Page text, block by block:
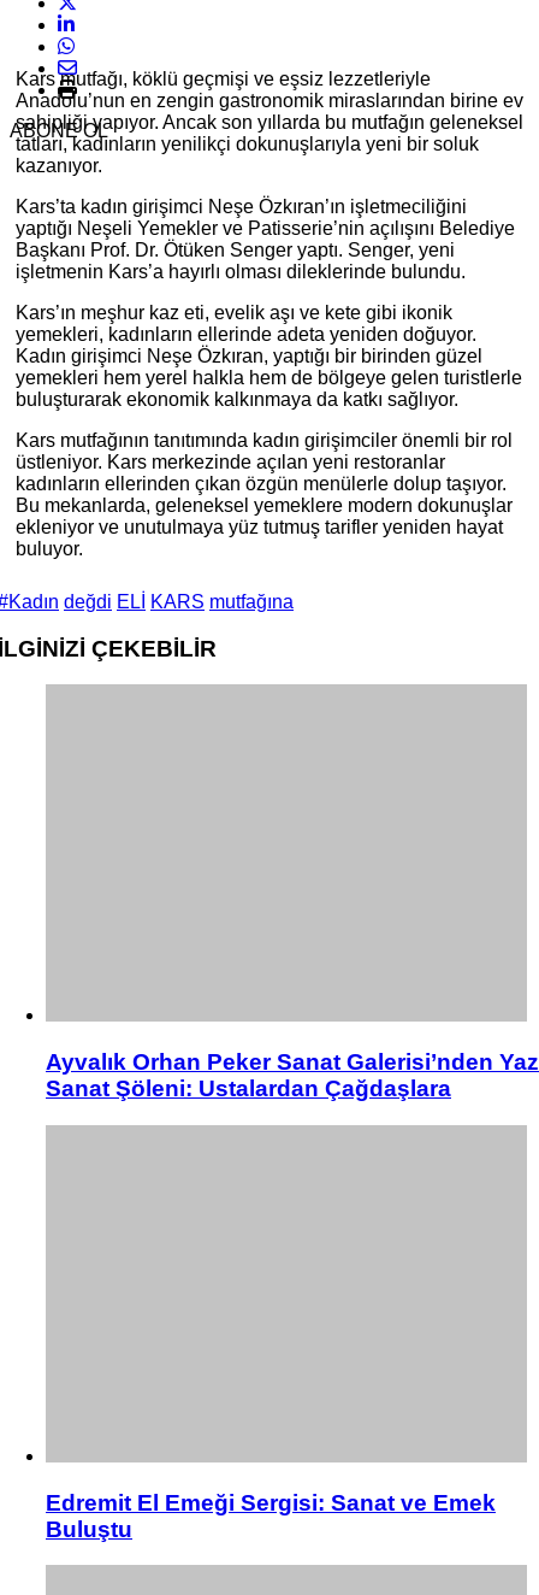
ABONE OL
Kars mutfağı, köklü geçmişi ve eşsiz lezzetleriyle
Anadolu’nun en zengin gastronomik miraslarından birine ev
sahipliği yapıyor. Ancak son yıllarda bu mutfağın geleneksel
tatları, kadınların yenilikçi dokunuşlarıyla yeni bir soluk
kazanıyor.
Kars’ta kadın girişimci Neşe Özkıran’ın işletmeciliğini
yaptığı Neşeli Yemekler ve Patisserie’nin açılışını Belediye
Başkanı Prof. Dr. Ötüken Senger yaptı. Senger, yeni
işletmenin Kars’a hayırlı olması dileklerinde bulundu.
Kars’ın meşhur kaz eti, evelik aşı ve kete gibi ikonik
yemekleri, kadınların ellerinde adeta yeniden doğuyor.
Kadın girişimci Neşe Özkıran, yaptığı bir birinden güzel
yemekleri hem yerel halkla hem de bölgeye gelen turistlerle
buluşturarak ekonomik kalkınmaya da katkı sağlıyor.
Kars mutfağının tanıtımında kadın girişimciler önemli bir rol
üstleniyor. Kars merkezinde açılan yeni restoranlar
kadınların ellerinden çıkan özgün menülerle dolup taşıyor.
Bu mekanlarda, geleneksel yemeklere modern dokunuşlar
ekleniyor ve unutulmaya yüz tutmuş tarifler yeniden hayat
buluyor.
değdi ELİ KARS mutfağına
ÇEKEBİLİR
Ayvalık Orhan Peker Sanat Galerisi’nden Yaz
Sanat Şöleni: Ustalardan Çağdaşlara
Edremit El Emeği Sergisi: Sanat ve Emek
Buluştu